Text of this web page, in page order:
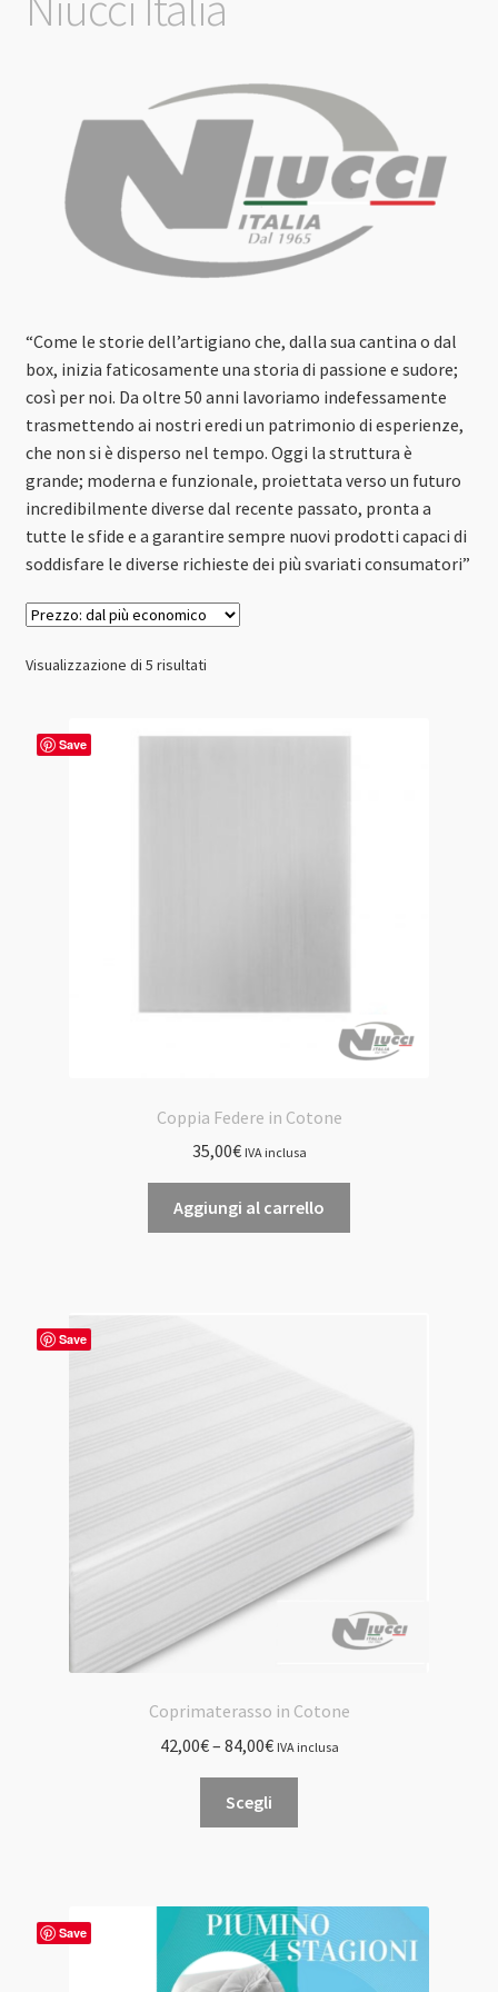
“Come le storie dell’artigiano che, dalla sua cantina o dal
box, inizia faticosamente una storia di passione e sudore;
così per noi. Da oltre 50 anni lavoriamo indefessamente
trasmettendo ai nostri eredi un patrimonio di esperienze,
che non si è disperso nel tempo. Oggi la struttura è
grande; moderna e funzionale, proiettata verso un futuro
incredibilmente diverse dal recente passato, pronta a
tutte le sfide e a garantire sempre nuovi prodotti capaci di
soddisfare le diverse richieste dei più svariati consumatori”
Visualizzazione di 5 risultatiPrezzo:
economico
Save
Coppia Federe in Cotone
35,00€ IVA inclusa
Aggiungi al carrello
Save
Coprimaterasso in Cotone
42,00€– 84,00€ IVA inclusa
Scegli
varianti.
Le
opzioni
Save